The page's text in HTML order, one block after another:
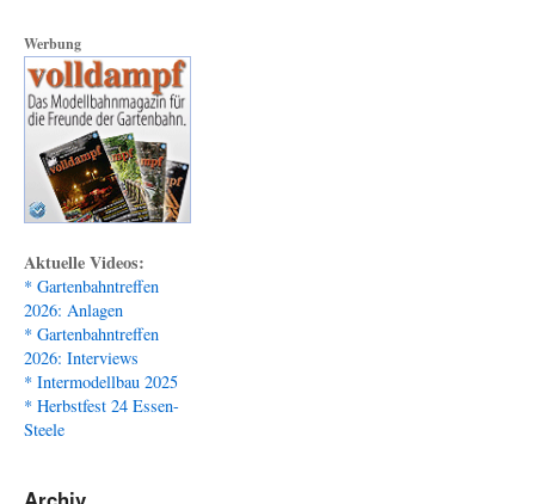
Werbung
Aktuelle Videos:
* Gartenbahntreffen
2026: Anlagen
* Gartenbahntreffen
2026: Interviews
* Intermodellbau 2025
* Herbstfest 24 Essen-
Steele